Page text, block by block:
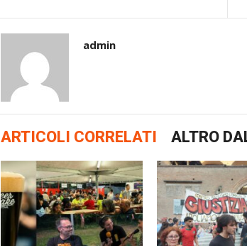
admin
ARTICOLI CORRELATI ALTRO